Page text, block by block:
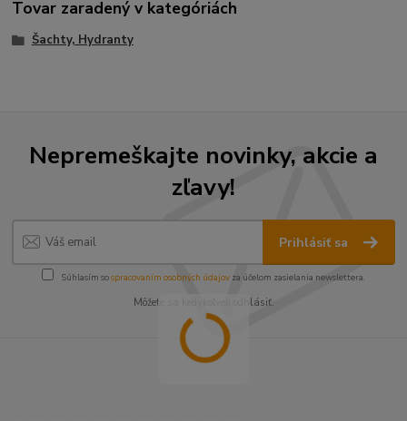
Tovar zaradený v kategóriách
Šachty, Hydranty
Nepremeškajte novinky, akcie a
zľavy!
Prihlásiť sa
Súhlasím sospracovaním osobných údajov za účelom zasielania newslettera.
Môžete sa kedykoľvek odhlásiť.